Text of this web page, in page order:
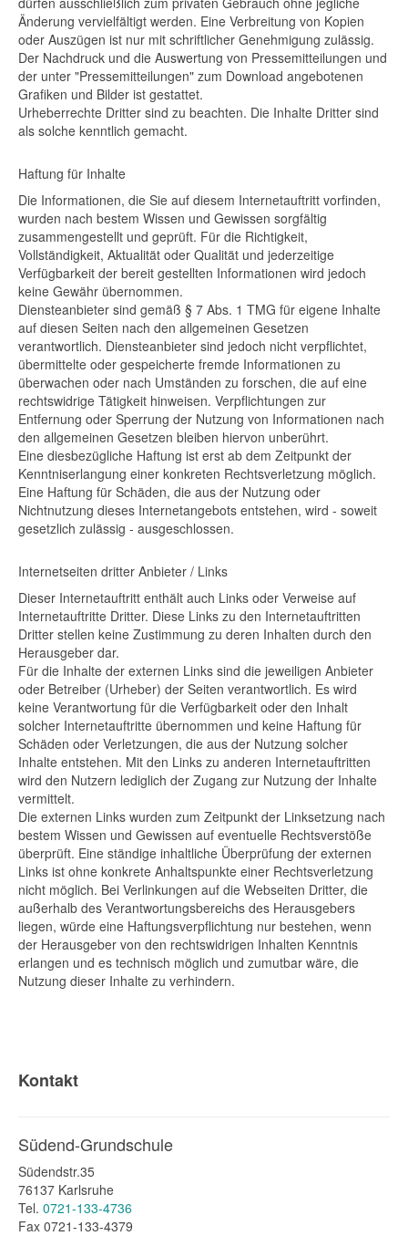
Änderung vervielfältigt werden. Eine Verbreitung von Kopien
oder Auszügen ist nur mit schriftlicher Genehmigung zulässig.
Der Nachdruck und die Auswertung von Pressemitteilungen und
der unter "Pressemitteilungen" zum Download angebotenen
Grafiken und Bilder ist gestattet.
Urheberrechte Dritter sind zu beachten. Die Inhalte Dritter sind
als solche kenntlich gemacht.
Haftung für Inhalte
Die Informationen, die Sie auf diesem Internetauftritt vorfinden,
wurden nach bestem Wissen und Gewissen sorgfältig
zusammengestellt und geprüft. Für die Richtigkeit,
Vollständigkeit, Aktualität oder Qualität und jederzeitige
Verfügbarkeit der bereit gestellten Informationen wird jedoch
keine Gewähr übernommen.
Diensteanbieter sind gemäß § 7 Abs. 1 TMG für eigene Inhalte
auf diesen Seiten nach den allgemeinen Gesetzen
verantwortlich. Diensteanbieter sind jedoch nicht verpflichtet,
übermittelte oder gespeicherte fremde Informationen zu
überwachen oder nach Umständen zu forschen, die auf eine
rechtswidrige Tätigkeit hinweisen. Verpflichtungen zur
Entfernung oder Sperrung der Nutzung von Informationen nach
den allgemeinen Gesetzen bleiben hiervon unberührt.
Eine diesbezügliche Haftung ist erst ab dem Zeitpunkt der
Kenntniserlangung einer konkreten Rechtsverletzung möglich.
Eine Haftung für Schäden, die aus der Nutzung oder
Nichtnutzung dieses Internetangebots entstehen, wird - soweit
gesetzlich zulässig - ausgeschlossen.
Internetseiten dritter Anbieter / Links
Dieser Internetauftritt enthält auch Links oder Verweise auf
Internetauftritte Dritter. Diese Links zu den Internetauftritten
Dritter stellen keine Zustimmung zu deren Inhalten durch den
Herausgeber dar.
Für die Inhalte der externen Links sind die jeweiligen Anbieter
oder Betreiber (Urheber) der Seiten verantwortlich. Es wird
keine Verantwortung für die Verfügbarkeit oder den Inhalt
solcher Internetauftritte übernommen und keine Haftung für
Schäden oder Verletzungen, die aus der Nutzung solcher
Inhalte entstehen. Mit den Links zu anderen Internetauftritten
wird den Nutzern lediglich der Zugang zur Nutzung der Inhalte
vermittelt.
Die externen Links wurden zum Zeitpunkt der Linksetzung nach
bestem Wissen und Gewissen auf eventuelle Rechtsverstöße
überprüft. Eine ständige inhaltliche Überprüfung der externen
Links ist ohne konkrete Anhaltspunkte einer Rechtsverletzung
nicht möglich. Bei Verlinkungen auf die Webseiten Dritter, die
außerhalb des Verantwortungsbereichs des Herausgebers
liegen, würde eine Haftungsverpflichtung nur bestehen, wenn
der Herausgeber von den rechtswidrigen Inhalten Kenntnis
erlangen und es technisch möglich und zumutbar wäre, die
Nutzung dieser Inhalte zu verhindern.
Kontakt
Südend-Grundschule
Südendstr.35
76137 Karlsruhe
Tel. 0721-133-4736
Fax 0721-133-4379